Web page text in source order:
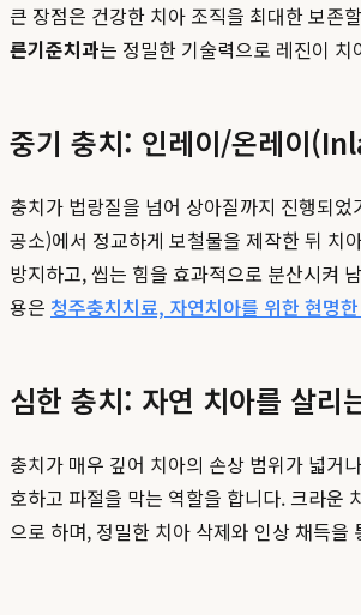
큰 장점은 건강한 치아 조직을 최대한 보존
른기준치과는 정밀한 기술력으로 레진이
중기 충치: 인레이/온레이
충치가 법랑질을 넘어 상아질까지 진행되
공소)에서 정교하게 보철물을 제작한 뒤 치
방지하고, 씹는 힘을 효과적으로 분산시켜
용은 청주충치치료, 자연치아를 위한 현명
심한 충치: 자연 치아를 살
충치가 매우 깊어 치아의 손상 범위가 넓거
호하고 파절을 막는 역할을 합니다. 크라운
으로 하며, 정밀한 치아 삭제와 인상 채득